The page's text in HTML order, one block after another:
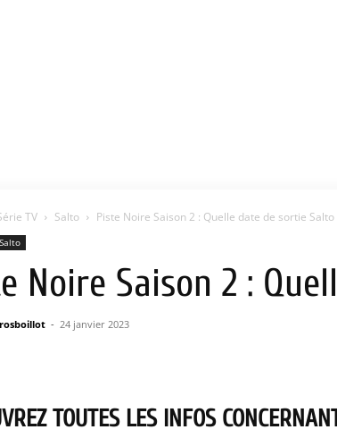
TV Salto Piste Noire Saison 2 : Quelle date de sortie Salto
Salto
Noire Saison 2 :
- 24 janvier 2023
TOUTES LES INFOS